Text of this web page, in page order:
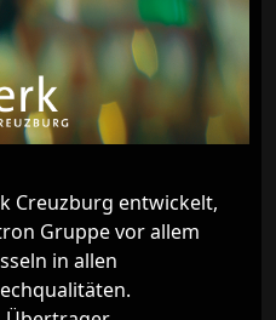
Creuzburg entwickelt,
Gruppe vor allem
in allen